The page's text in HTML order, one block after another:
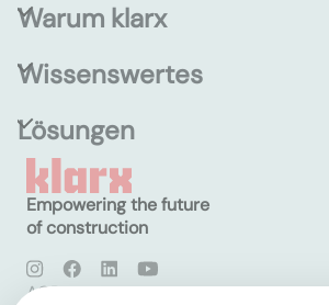
Warum klarx
Wissenswertes
Lösungen
Empowering the future
of construction
AGB